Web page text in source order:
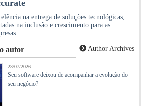
na entrega de soluções tecnológicas,
na inclusão e crescimento para as
autor Author Archives
23/07/2026
Seu software deixou de acompanhar a evolução do
seu negócio?